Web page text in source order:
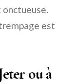
est
ou à